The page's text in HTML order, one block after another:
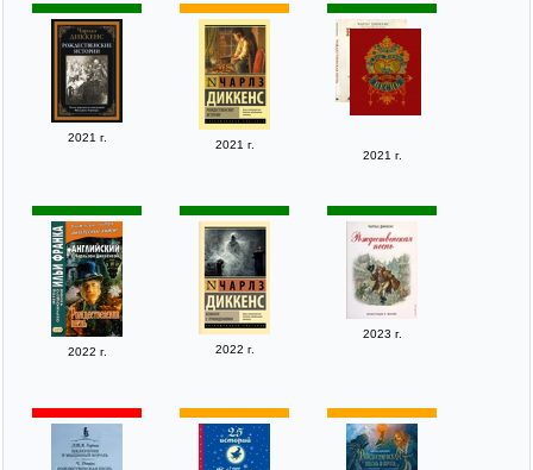
2021 г.
2021 г.
2021 г.
2022 г. 2022 г.
2023 г.